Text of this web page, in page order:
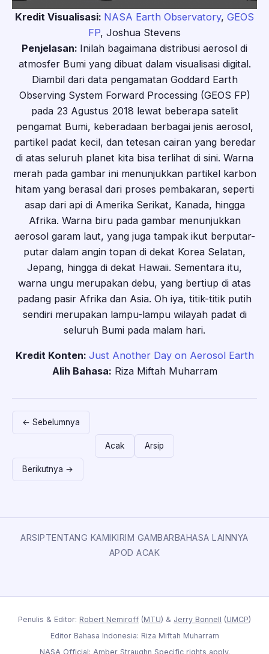
Kredit Visualisasi: NASA Earth Observatory, GEOS
FP, Joshua Stevens
Penjelasan: Inilah bagaimana distribusi aerosol di
atmosfer Bumi yang dibuat dalam visualisasi digital.
Diambil dari data pengamatan Goddard Earth
Observing System Forward Processing (GEOS FP)
pada 23 Agustus 2018 lewat beberapa satelit
pengamat Bumi, keberadaan berbagai jenis aerosol,
partikel padat kecil, dan tetesan cairan yang beredar
di atas seluruh planet kita bisa terlihat di sini. Warna
merah pada gambar ini menunjukkan partikel karbon
hitam yang berasal dari proses pembakaran, seperti
asap dari api di Amerika Serikat, Kanada, hingga
Afrika. Warna biru pada gambar menunjukkan
aerosol garam laut, yang juga tampak ikut berputar-
putar dalam angin topan di dekat Korea Selatan,
Jepang, hingga di dekat Hawaii. Sementara itu,
warna ungu merupakan debu, yang bertiup di atas
padang pasir Afrika dan Asia. Oh iya, titik-titik putih
sendiri merupakan lampu-lampu wilayah padat di
seluruh Bumi pada malam hari.
Kredit Konten: Just Another Day on Aerosol Earth
Alih Bahasa: Riza Miftah Muharram
← Sebelumnya
Acak Arsip
Berikutnya →
ARSIPTENTANG KAMIKIRIM GAMBARBAHASA LAINNYA
APOD ACAK
Penulis & Editor: Robert Nemiroff (MTU) & Jerry Bonnell (UMCP)
Editor Bahasa Indonesia: Riza Miftah Muharram
NASA Official: Amber Straughn Specific rights apply.